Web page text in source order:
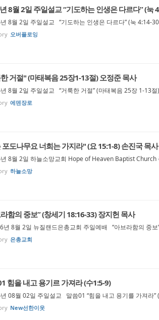
8월 2일 주일설교 “기도하는 인생은 다르다” (눅
8월 2일 주일설교 “기도하는 인생은 다르다” (눅 4:14-
오버플로잉
거절" (마태복음 25장1-13절) 오정준 목사
8월 2일 주일설교 “거룩한 거절” (마태복음 25장 1-13
에덴장로
포도나무요 너희는 가지라" (요 15:1-8) 손진국 목사
8월 2일 하늘소망교회 Hope of Heaven Baptist
하늘소망
함의 중보” (창세기 18:16-33) 장지헌 목사
8월 2일 뉴질랜드은총교회 주일예배 “아브라함의 중
은총교회
힘을 내고 용기르 가져라 (수1:5-9)
08월 02일 주일설교 말씀01 “힘을 내고 용기를 가져라
New선한이웃